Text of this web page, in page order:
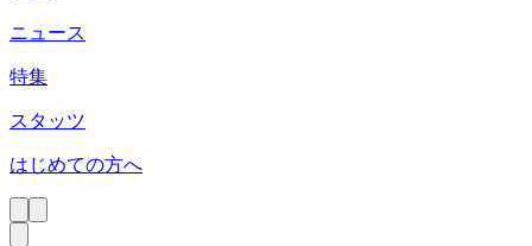
ニュース
特集
スタッツ
はじめての方へ